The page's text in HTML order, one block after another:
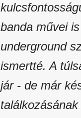
banda művei
underground
ismertté. A
jár - de már